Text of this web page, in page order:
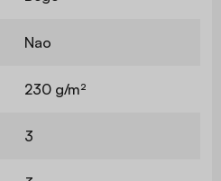
Nao
230 g/m²
3